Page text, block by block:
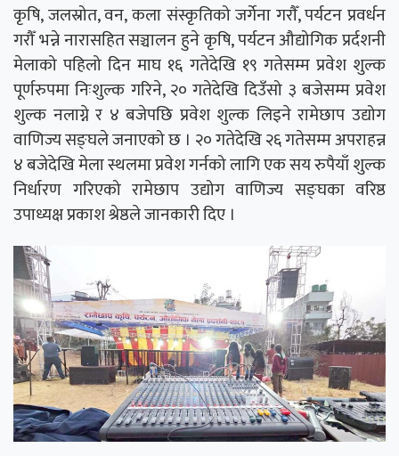
कृषि, जलस्रोत, वन, कला संस्कृतिको जर्गेना गराैँ, पर्यटन प्रवर्धन
गरौँ भन्ने नारासहित सञ्चालन हुने कृषि, पर्यटन औद्योगिक प्रर्दशनी
मेलाको पहिलो दिन माघ १६ गतेदेखि १९ गतेसम्म प्रवेश शुल्क
पूर्णरुपमा निःशुल्क गरिने, २० गतेदेखि दिउँसो ३ बजेसम्म प्रवेश
शुल्क नलाग्ने र ४ बजेपछि प्रवेश शुल्क लिइने रामेछाप उद्योग
वाणिज्य सङ्घले जनाएको छ । २० गतेदेखि २६ गतेसम्म अपराहन्न
४ बजेदेखि मेला स्थलमा प्रवेश गर्नको लागि एक सय रुपैयाँ शुल्क
निर्धारण गरिएको रामेछाप उद्योग वाणिज्य सङ्घका वरिष्ठ
उपाध्यक्ष प्रकाश श्रेष्ठले जानकारी दिए ।